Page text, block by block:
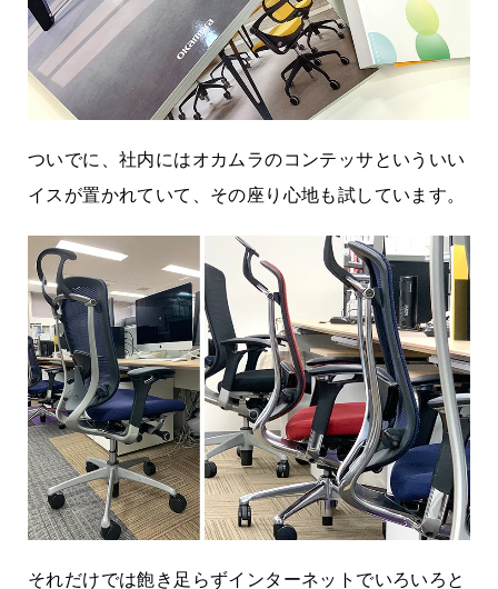
ついでに、社内にはオカムラのコンテッサといういい
イスが置かれていて、その座り心地も試しています。
それだけでは飽き足らずインターネットでいろいろと